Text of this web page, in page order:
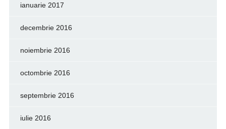
ianuarie 2017
decembrie 2016
noiembrie 2016
octombrie 2016
septembrie 2016
iulie 2016